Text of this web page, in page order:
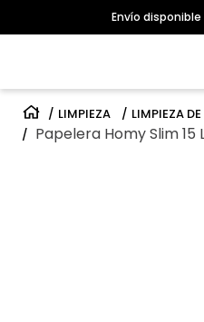
Envío
LIMPIEZA LIMPIEZA
Papelera Homy Slim 15